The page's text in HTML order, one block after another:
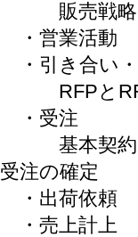
販売戦略、
・営業活動
・引き合い
RFPと
・受注
基本契約、
受注の確定
・出荷依頼
・売上計上